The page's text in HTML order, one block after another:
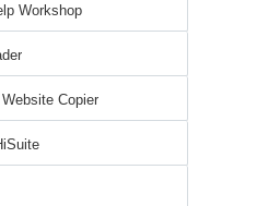
Workshop
Copier